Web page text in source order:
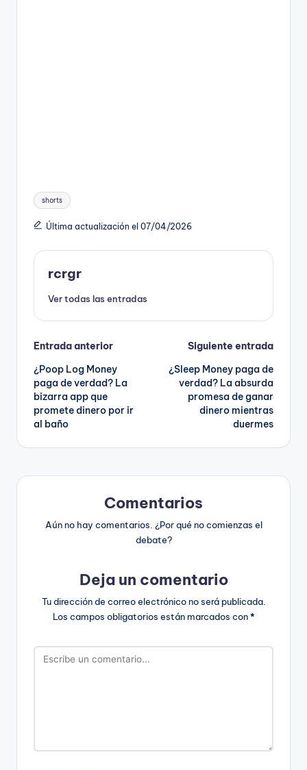
Etiquetas:
shorts
Última actualización el 07/04/2026
rcrgr
Ver todas las entradas
Navegación
de
entradas
Entrada anterior
¿Poop Log Money
paga de verdad? La
bizarra app que
promete dinero por ir
al baño
Siguiente entrada
¿Sleep Money paga de
verdad? La absurda
promesa de ganar
dinero mientras
duermes
Comentarios
Aún no hay comentarios. ¿Por qué no comienzas el
debate?
Deja un comentario
Tu dirección de correo electrónico no será publicada.
Los campos obligatorios están marcados con*